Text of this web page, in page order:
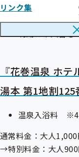
リンク集利用時間…10:00
19:00（最終入
利用は本人含む
『花巻温泉 ホ
湯本 第1地割125
温泉入浴料
通常料金：大人
→特別料金：大人